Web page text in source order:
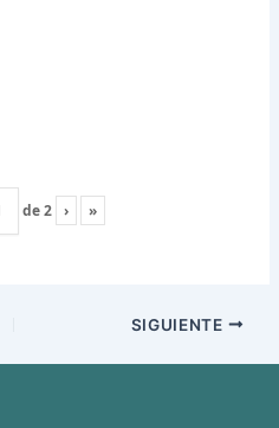
de2 › »
SIGUIENTE